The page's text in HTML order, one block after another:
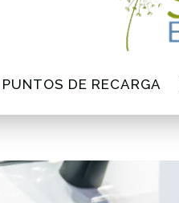
PUNTOS DE RECARGA